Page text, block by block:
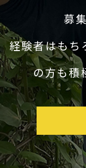
募
経験者はもち
の方も積